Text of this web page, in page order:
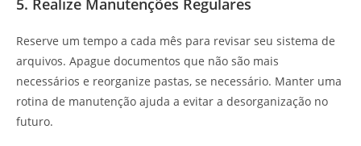
Reserve um tempo a cada mês para revisar seu sistema de
arquivos. Apague documentos que não são mais
necessários e reorganize pastas, se necessário. Manter uma
rotina de manutenção ajuda a evitar a desorganização no
futuro.